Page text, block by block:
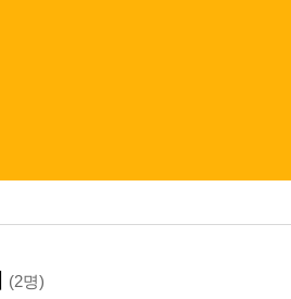
(2명)